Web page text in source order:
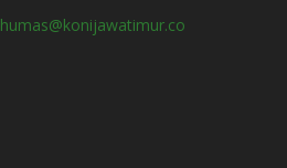
humas@konijawatimur.co